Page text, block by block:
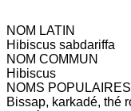
NOM LATIN
Hibiscus sabdariffa
NOM COMMUN
Hibiscus
NOMS POPULAIRES
Bissap, karkadé, thé